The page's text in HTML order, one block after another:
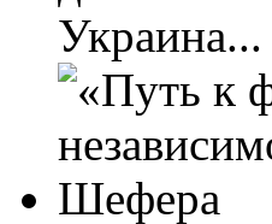
Украина...